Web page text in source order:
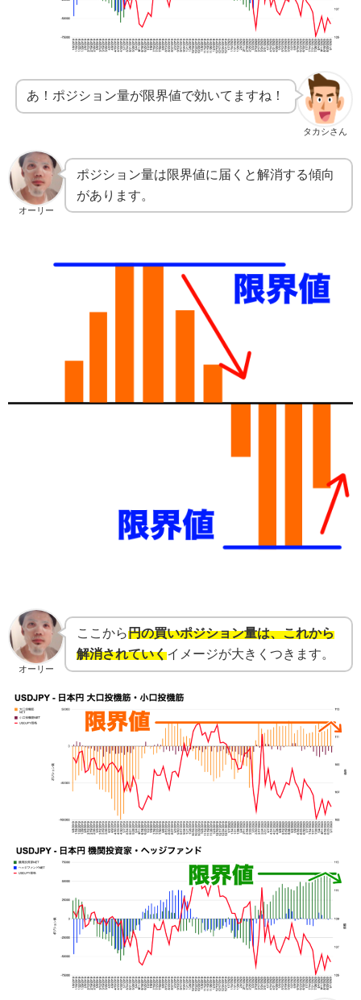
タカシさん
あ！ポジション量が限界値で効いてますね！
オーリー
ポジション量は限界値に届くと解消する傾向
があります。
オーリー
ここから円の買いポジション量は、これから
解消されていくイメージが大きくつきます。